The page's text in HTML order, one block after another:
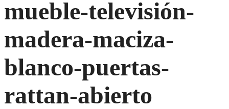
mueble-televisión-
madera-maciza-
blanco-puertas-
rattan-abierto